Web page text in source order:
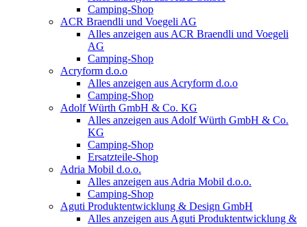
Camping-Shop
ACR Braendli und Voegeli AG
Alles anzeigen aus ACR Braendli und Voegeli
AG
Camping-Shop
Acryform d.o.o
Alles anzeigen aus Acryform d.o.o
Camping-Shop
Adolf Würth GmbH & Co. KG
Alles anzeigen aus Adolf Würth GmbH & Co.
KG
Camping-Shop
Ersatzteile-Shop
Adria Mobil d.o.o.
Alles anzeigen aus Adria Mobil d.o.o.
Camping-Shop
Aguti Produktentwicklung & Design GmbH
Alles anzeigen aus Aguti Produktentwicklung &